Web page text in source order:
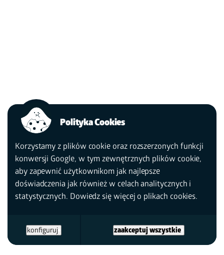
Polityka Cookies
Korzystamy z plików cookie oraz rozszerzonych funkcji
konwersji Google, w tym zewnętrznych plików cookie,
aby zapewnić użytkownikom jak najlepsze
doświadczenia jak również w celach analitycznych i
statystycznych. Dowiedz się więcej o plikach cookies.
konfiguruj zaakceptuj wszystkie